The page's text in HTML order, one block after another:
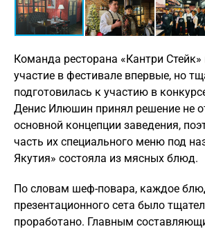
Команда ресторана «Кантри
участие в фестивале впервые, но
подготовилась к участию в
Денис Илюшин принял решение не
основной концепции заведения,
часть их специального меню под
Якутия» состояла из мясных блюд.
По словам шеф-повара, каждое
презентационного сета было
проработано. Главным